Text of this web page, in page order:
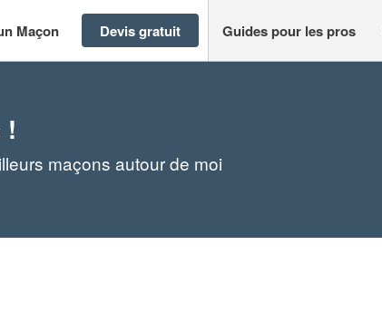
Maçon Devis gratuit Guides pour les pros
!
maçons autour de moi